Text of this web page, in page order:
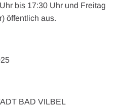
bis 17:30 Uhr und Freitag
öffentlich aus.
BAD VILBEL